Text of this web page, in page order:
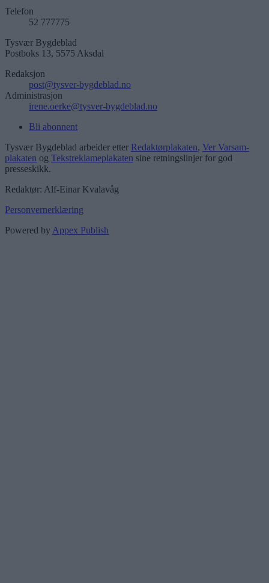
Telefon
52 777775
Tysvær Bygdeblad
Postboks 13, 5575 Aksdal
Redaksjon
post@tysver-bygdeblad.no
Administrasjon
irene.oerke@tysver-bygdeblad.no
Bli abonnent
Tysvær Bygdeblad arbeider etter Redaktørplakaten, Ver Varsam-
plakaten og Tekstreklameplakaten sine retningslinjer for god
presseskikk.
Redaktør: Alf-Einar Kvalavåg
Personvernerklæring
Powered by Appex Publish